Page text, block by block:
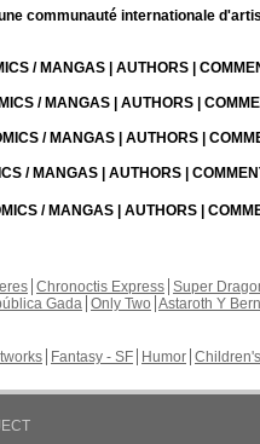
communauté internationale
/ MANGAS | AUTHORS |
/ MANGAS | AUTHORS |
/ MANGAS | AUTHORS |
/ MANGAS | AUTHORS |
/ MANGAS | AUTHORS |
Chronoctis Express Super
Gada Only Two Astaroth Y
Fantasy - SF Humor